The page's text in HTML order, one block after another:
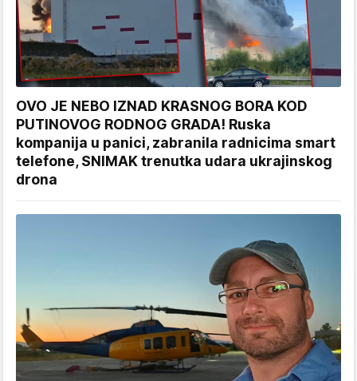
OVO JE NEBO IZNAD KRASNOG BORA KOD
PUTINOVOG RODNOG GRADA! Ruska
kompanija u panici, zabranila radnicima smart
telefone, SNIMAK trenutka udara ukrajinskog
drona